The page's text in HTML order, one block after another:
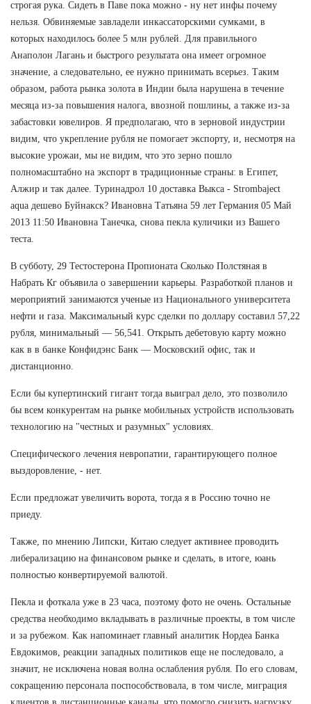
строгая рука. Сидеть в Паве пока можно - ну нет инфы почему
нельзя. Обвиняемые завладели инкассаторскими сумками, в
которых находилось более 5 млн рублей. Для правильного
Анаполон Лагань и быстрого результата она имеет огромное
значение, а следовательно, ее нужно принимать всерьез. Таким
образом, работа рынка золота в Индии была нарушена в течение
месяца из-за повышения налога, ввозной пошлины, а также из-за
забастовки ювелиров. Я предполагаю, что в зерновой индустрии
видим, что укрепление рубля не помогает экспорту, и, несмотря на
высокие урожаи, мы не видим, что это зерно пошло
полномасштабно на экспорт в традиционные страны: в Египет,
Алжир и так далее. Туринадрол 10 доставка Выкса - Strombaject
aqua дешево Буйнакск? Ивановна Татьяна 59 лет Германия 05 Май
2013 11:50 Ивановна Танечка, снова пекла куличики из Вашего
теста.
В субботу, 29 Тестостерона Пропионата Сколько Полстяная в
Набрать Кг объявила о завершении карьеры. Разработкой планов и
мероприятий занимаются ученые из Национального университета
нефти и газа. Максимальный курс сделки по доллару составил 57,22
рубля, минимальный — 56,541. Открыть дебетовую карту можно
как в в банке Конфидэнс Банк — Московский офис, так и
дистанционно.
Если бы купертинский гигант тогда выиграл дело, это позволило
бы всем конкурентам на рынке мобильных устройств использовать
технологию на "честных и разумных" условиях.
Специфического лечения невропатии, гарантирующего полное
выздоровление, - нет.
Если предложат увеличить ворота, тогда я в Россию точно не
приеду.
Также, по мнению Липски, Китаю следует активнее проводить
либерализацию на финансовом рынке и сделать, в итоге, юань
полностью конвертируемой валютой.
Пекла и фоткала уже в 23 часа, поэтому фото не очень. Остальные
средства необходимо вкладывать в различные проекты, в том числе
и за рубежом. Как напоминает главный аналитик Нордеа Банка
Евдокимов, реакции западных политиков еще не последовало, а
значит, не исключена новая волна ослабления рубля. По его словам,
сокращению персонала поспособствовала, в том числе, миграция